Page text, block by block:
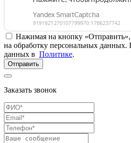
Нажимая на кнопку «Отправить»,
на обработку персональных данных.
данных в Политике.
Отправить
Заказать звонок